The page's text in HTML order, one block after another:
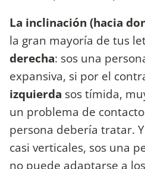
La inclinación (hacia
la gran mayoría de tus
derecha: sos una
expansiva, si por el
izquierda sos tímida,
un problema de
persona debería tratar.
casi verticales, sos una
no puede adaptarse a